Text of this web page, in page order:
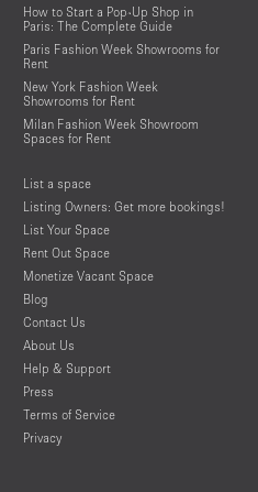
How to Start a Pop-Up Shop in
Paris: The Complete Guide
Paris Fashion Week Showrooms for
Rent
New York Fashion Week
Showrooms for Rent
Milan Fashion Week Showroom
Spaces for Rent
List a space
Listing Owners: Get more bookings!
List Your Space
Rent Out Space
Monetize Vacant Space
Blog
Contact Us
About Us
Help & Support
Press
Terms of Service
Privacy